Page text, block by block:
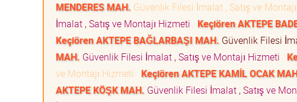
MENDERES MAH. Güvenlik Filesi İmalat , Satış ve
İmalat , Satış ve Montajı Hizmeti
Keçiören AKTEPE
Keçiören AKTEPE BAĞLARBAŞI MAH. Güvenlik Filesi
MAH. Güvenlik Filesi İmalat , Satış ve Montajı Hizmeti
ve Montajı Hizmeti
Keçiören AKTEPE KAMİL OCAK
AKTEPE KÖŞK MAH. Güvenlik Filesi İmalat , Satış ve